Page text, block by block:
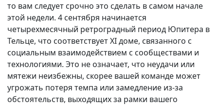
то вам следует срочно это сделать в самом начале
этой недели. 4 сентября начинается
четырехмесячный ретроградный период Юпитера в
Тельце, что соответствует XI домe, связанного с
социальным взаимодействием с сообществами и
технологиями. Это не означает, что неудачи или
мятежи неизбежны, скорее вашей команде может
угрожать потеря темпа или замедление из-за
обстоятельств, выходящих за рамки вашего